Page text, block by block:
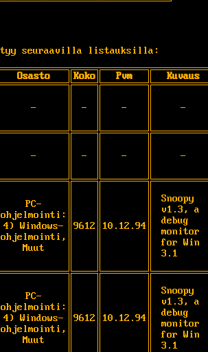
seuraavilla listauksilla:
Osasto Koko Pvm
Kuvaus
- - - -
- - - -
PC-
ohjelmointi:
4) Windows-
ohjelmointi,
Muut
9612 10.12.94
Snoopy
v1.3, a
debug
monitor
for Win
3.1
PC-
ohjelmointi:
4) Windows-
ohjelmointi,
Muut
9612 10.12.94
Snoopy
v1.3, a
debug
monitor
for Win
3.1